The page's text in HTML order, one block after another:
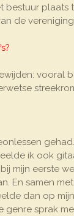
plaats
de
ik ook
mijn eerste
En samen
dan op
sprak